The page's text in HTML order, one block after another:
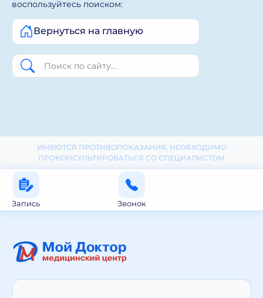
воспользуйтесь поиском:
Вернуться на главную
ИМЕЮТСЯ ПРОТИВОПОКАЗАНИЯ, НЕОБХОДИМО
ПРОКОНСУЛЬТИРОВАТЬСЯ СО СПЕЦИАЛИСТОМ
Запись Звонок